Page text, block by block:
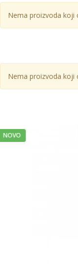
Nema proizvoda koji
Nema proizvoda koji